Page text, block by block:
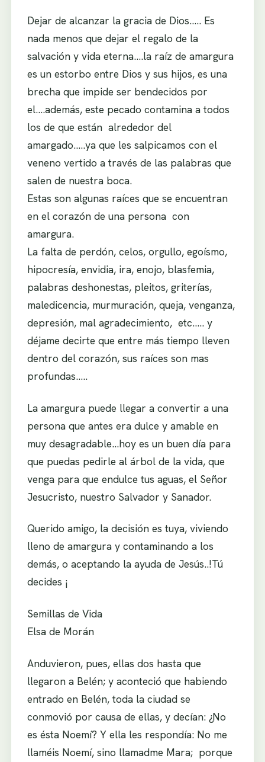
Dejar de alcanzar la gracia de Dios….. Es
nada menos que dejar el regalo de la
salvación y vida eterna….la raíz de amargura
es un estorbo entre Dios y sus hijos, es una
brecha que impide ser bendecidos por
el….además, este pecado contamina a todos
los de que están alrededor del
amargado…..ya que les salpicamos con el
veneno vertido a través de las palabras que
salen de nuestra boca.
Estas son algunas raíces que se encuentran
en el corazón de una persona con
amargura.
La falta de perdón, celos, orgullo, egoísmo,
hipocresía, envidia, ira, enojo, blasfemia,
palabras deshonestas, pleitos, griterías,
maledicencia, murmuración, queja, venganza,
depresión, mal agradecimiento, etc.…. y
déjame decirte que entre más tiempo lleven
dentro del corazón, sus raíces son mas
profundas…..
La amargura puede llegar a convertir a una
persona que antes era dulce y amable en
muy desagradable…hoy es un buen día para
que puedas pedirle al árbol de la vida, que
venga para que endulce tus aguas, el Señor
Jesucristo, nuestro Salvador y Sanador.
Querido amigo, la decisión es tuya, viviendo
lleno de amargura y contaminando a los
demás, o aceptando la ayuda de Jesús..!Tú
decides ¡
Semillas de Vida
Elsa de Morán
Anduvieron, pues, ellas dos hasta que
llegaron a Belén; y aconteció que habiendo
entrado en Belén, toda la ciudad se
conmovió por causa de ellas, y decían: ¿No
es ésta Noemí? Y ella les respondía: No me
llaméis Noemí, sino llamadme Mara; porque